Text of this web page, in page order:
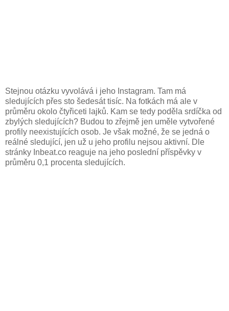
Stejnou otázku vyvolává i jeho Instagram. Tam má
sledujících přes sto šedesát tisíc. Na fotkách má ale v
průměru okolo čtyřiceti lajků. Kam se tedy poděla srdíčka od
zbylých sledujících? Budou to zřejmě jen uměle vytvořené
profily neexistujících osob. Je však možné, že se jedná o
reálné sledující, jen už u jeho profilu nejsou aktivní. Dle
stránky Inbeat.co reaguje na jeho poslední příspěvky v
průměru 0,1 procenta sledujících.